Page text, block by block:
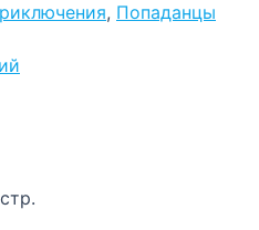
, Попаданцы